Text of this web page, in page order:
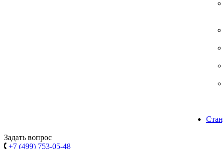
Задать вопрос
+7 (499) 753-05-48